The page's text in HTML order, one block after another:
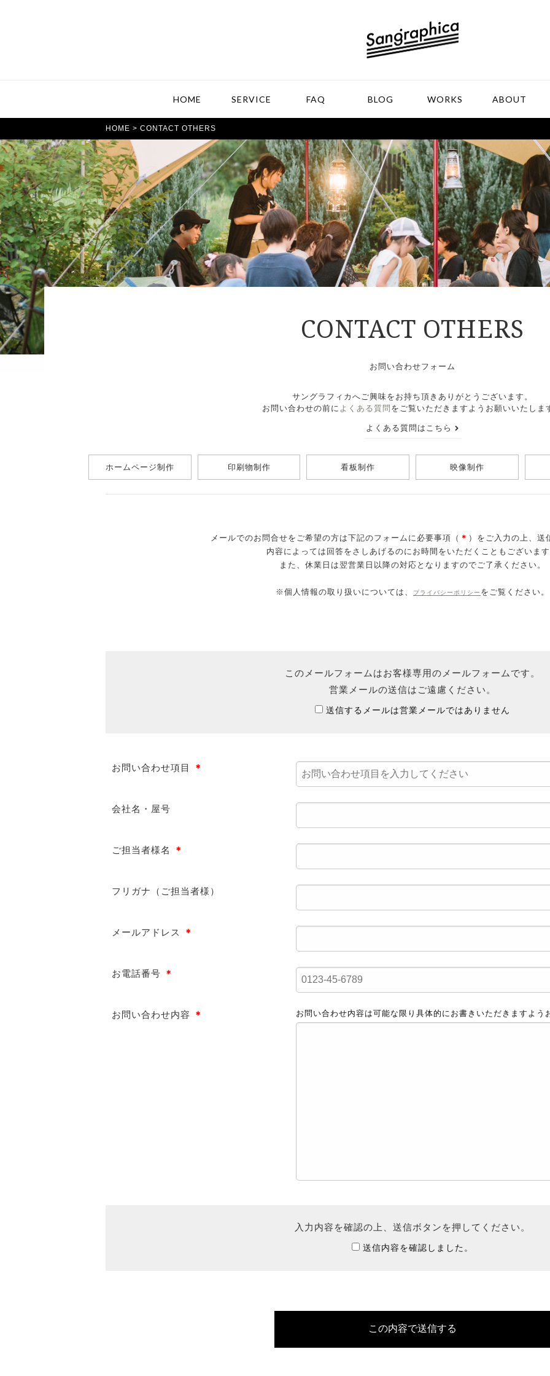
HOME SERVICE FAQ BLOG WORKS ABOUT
HOME > CONTACT OTHERS
CONTACT OTHERS
お問い合わせフォーム
サングラフィカへご興味をお持ち頂きありがとうございます。
お問い合わせの前に よくある質問 をご覧いただきますようお願いいたしま
よくある質問はこちら
ホームページ制作 印刷物制作 看板制作 映像制作
メールでのお問合せをご希望の方は下記のフォームに必要事項（ ＊ ）をご入力の上、送
内容によっては回答をさしあげるのにお時間をいただくこともございま
また、休業日は翌営業日以降の対応となりますのでご了承ください。
※個人情報の取り扱いについては、 プライバシーポリシー をご覧ください。
このメールフォームはお客様専用のメールフォームです。
営業メールの送信はご遠慮ください。
送信するメールは営業メールではありません
お問い合わせ項目 ＊
会社名・屋号
ご担当者様名 ＊
フリガナ（ご担当者様）
メールアドレス ＊
お電話番号 ＊
お問い合わせ内容 ＊ お問い合わせ内容は可能な限り具体的にお書きいただきますよう
入力内容を確認の上、送信ボタンを押してください。
送信内容を確認しました。